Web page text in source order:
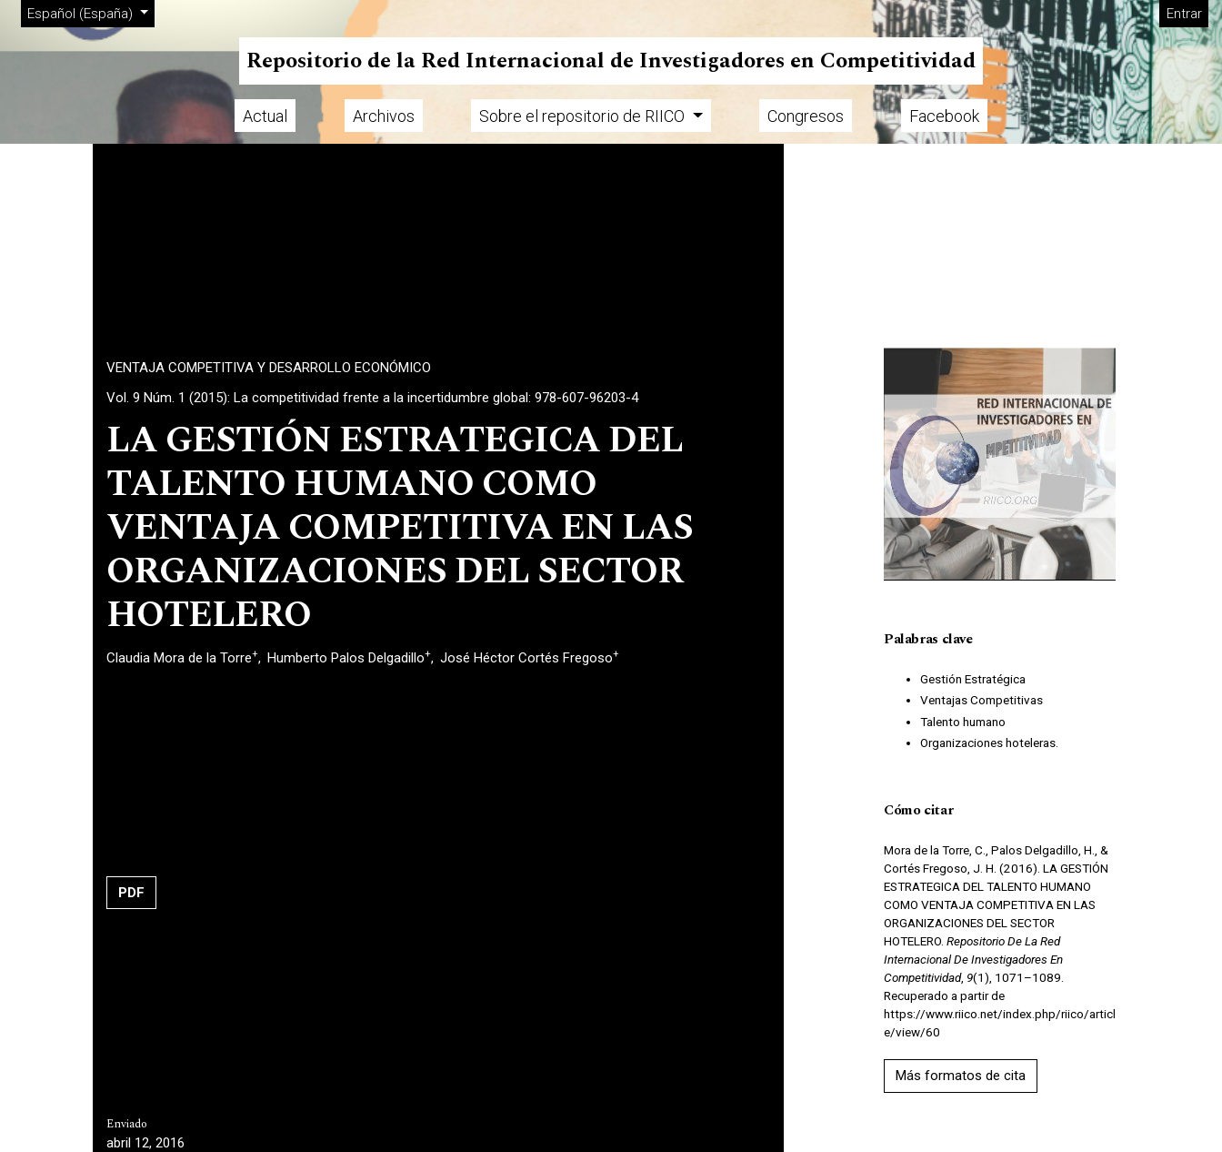
Ir al menú de navegación principal
Ir al contenido principal
Ir al pie de página del sitio
Cambiar el idioma. El actual es:
Español (España)
Menú de administración Entrar
Repositorio de la Red Internacional de Investigadores en Competitividad
Menú principal Actual Archivos Sobre el repositorio de RIICO Congresos Facebook
VENTAJA COMPETITIVA Y DESARROLLO ECONÓMICO
Vol. 9 Núm. 1 (2015): La competitividad frente a la incertidumbre global: 978-607-96203-4
LA GESTIÓN ESTRATEGICA DEL
TALENTO HUMANO COMO
VENTAJA COMPETITIVA EN LAS
ORGANIZACIONES DEL SECTOR
HOTELERO
Claudia Mora de la Torre+ Humberto Palos Delgadillo+ José Héctor Cortés Fregoso+
PDF
Enviado
abril 12, 2016
Imagen de portada
Palabras clave
Gestión Estratégica
Ventajas Competitivas
Talento humano
Organizaciones hoteleras.
Cómo citar
Mora de la Torre, C., Palos Delgadillo, H., &
Cortés Fregoso, J. H. (2016). LA GESTIÓN
ESTRATEGICA DEL TALENTO HUMANO
COMO VENTAJA COMPETITIVA EN LAS
ORGANIZACIONES DEL SECTOR
HOTELERO. Repositorio De La Red
Internacional De Investigadores En
Competitividad, 9(1), 1071–1089.
Recuperado a partir de
https://www.riico.net/index.php/riico/articl
e/view/60
Más formatos de cita